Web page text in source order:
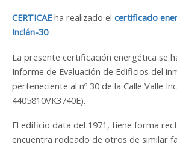
CERTICAEha realizado el certificado
Inclán-30.
La presente certificación energética se
Informe de Evaluación de Edificios del
perteneciente al nº 30 de la Calle Valle
4405810VK3740E).
El edificio data del 1971, tiene forma
encuentra rodeado de otros de similar